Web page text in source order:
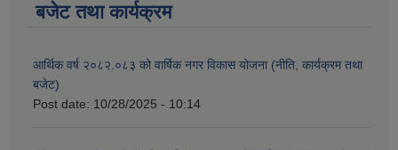
बजेट तथा कार्यक्रम
आर्थिक वर्ष २०८२.०८३ को वार्षिक नगर विकास योजना (नीति, कार्यक्रम तथा
बजेट)
Post date: 10/28/2025 - 10:14